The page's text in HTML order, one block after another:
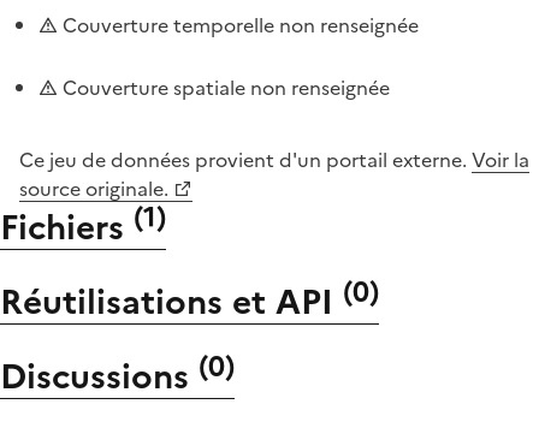
Couverture temporelle non renseignée
Couverture spatiale non renseignée
Ce jeu de données provient d'un portail externe. Voir la
source originale.
Fichiers (1)
Réutilisations et API (0)
Discussions (0)